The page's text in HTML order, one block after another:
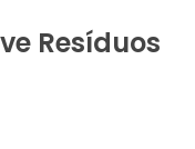
Resíduos